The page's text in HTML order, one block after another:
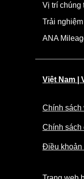
Vị trí chúng
Trải
ANA
Việt Nam |
Chính sách
Chính sách
Điều khoản